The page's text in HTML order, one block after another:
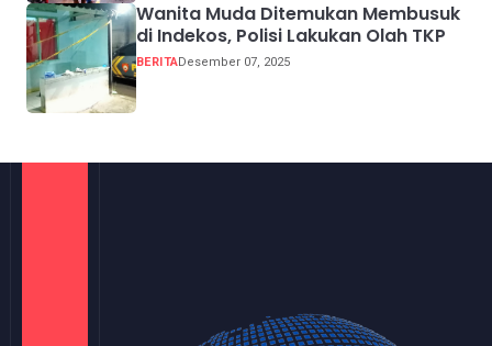
Wanita Muda Ditemukan Membusuk
di Indekos, Polisi Lakukan Olah TKP
BERITADesember 07, 2025